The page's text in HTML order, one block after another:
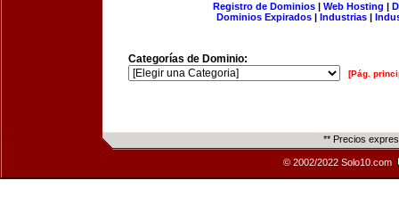
Registro de Dominios| Web Hosting |
Dominios Expirados | Industrias |
Categorías de Dominio:
[Pág.
** Precios
© 2002/2022 Solo10.com